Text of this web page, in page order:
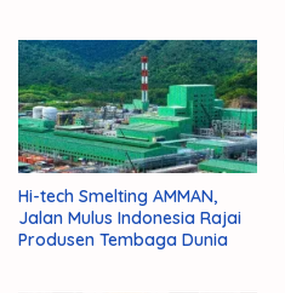
Hi-tech Smelting AMMAN,
Jalan Mulus Indonesia Rajai
Produsen Tembaga Dunia